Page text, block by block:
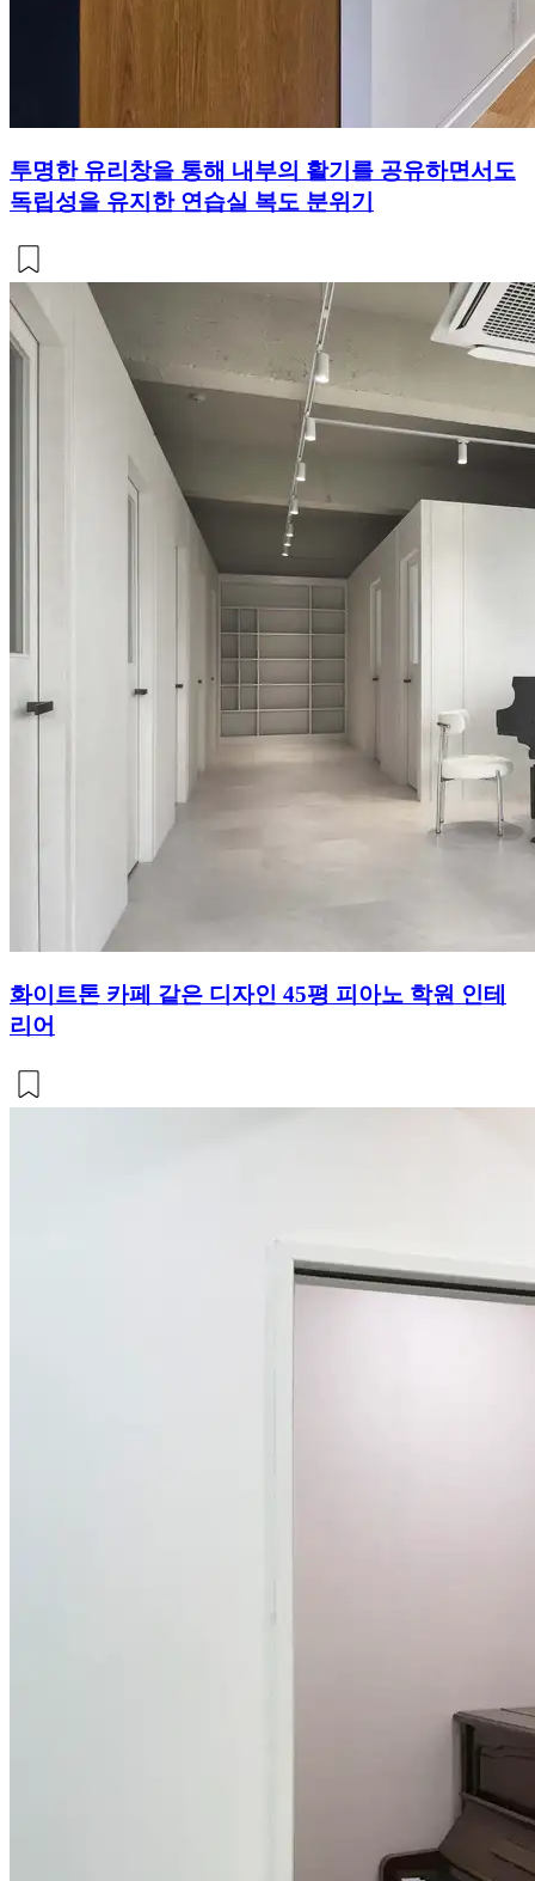
투명한 유리창을 통해 내부의 활기를 공유하면서도
독립성을 유지한 연습실 복도 분위기
화이트톤 카페 같은 디자인 45평 피아노 학원 인테
리어